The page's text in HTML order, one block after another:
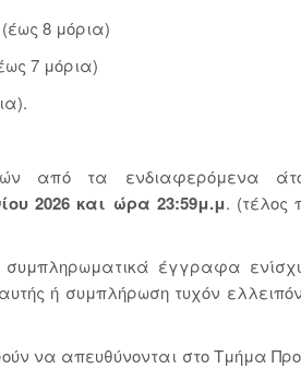
8 μόρια)
7 μόρια)
από τα ενδιαφερόμενα
2026 και ώρα 23:59μ.μ. (τέλος
έγγραφα
ή συμπλήρωση τυχόν
να απευθύνονται στο Τμήμα